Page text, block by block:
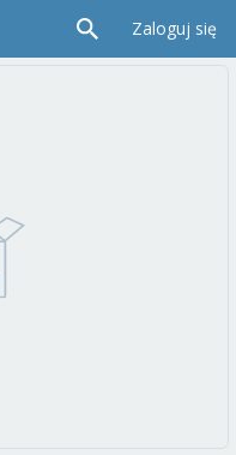
Zaloguj się